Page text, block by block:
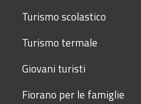
Turismo scolastico
Turismo termale
Giovani turisti
Fiorano per le famiglie